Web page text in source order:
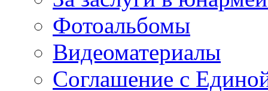
Фотоальбомы
Видеоматериалы
Соглашение с